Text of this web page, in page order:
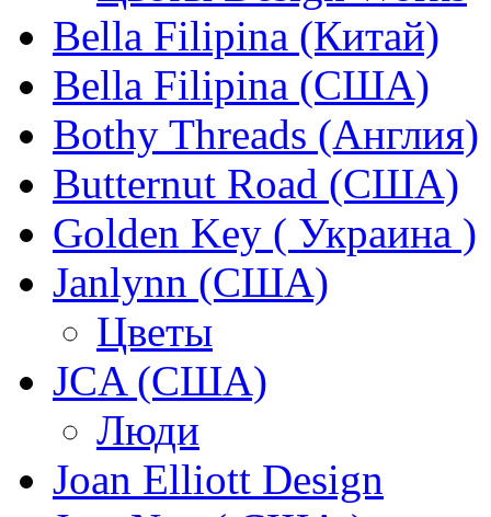
Bella Filipina (Китай)
Bella Filipina (США)
Bothy Threads (Англия)
Butternut Road (США)
Golden Key ( Украина )
Janlynn (США)
Цветы
JCA (США)
Люди
Joan Elliott Design